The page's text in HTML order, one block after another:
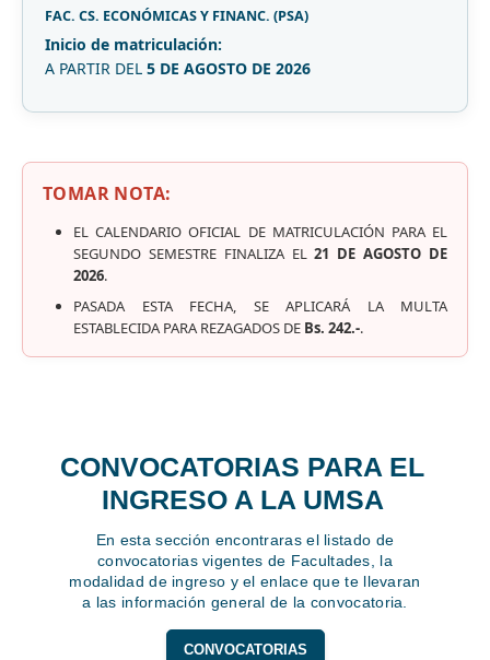
FAC. CS. ECONÓMICAS Y FINANC. (PSA)
Inicio de matriculación:
A PARTIR DEL 5 DE AGOSTO DE 2026
TOMAR NOTA:
EL CALENDARIO OFICIAL DE MATRICULACIÓN PARA EL
SEGUNDO SEMESTRE FINALIZA EL21 DE AGOSTO DE
2026.
PASADA ESTA FECHA, SE APLICARÁ LA MULTA
ESTABLECIDA PARA REZAGADOS DE Bs. 242.-.
CONVOCATORIAS PARA EL
INGRESO A LA UMSA
En esta sección encontraras el listado de
convocatorias vigentes de Facultades, la
modalidad de ingreso y el enlace que te llevaran
a las información general de la convocatoria.
CONVOCATORIAS